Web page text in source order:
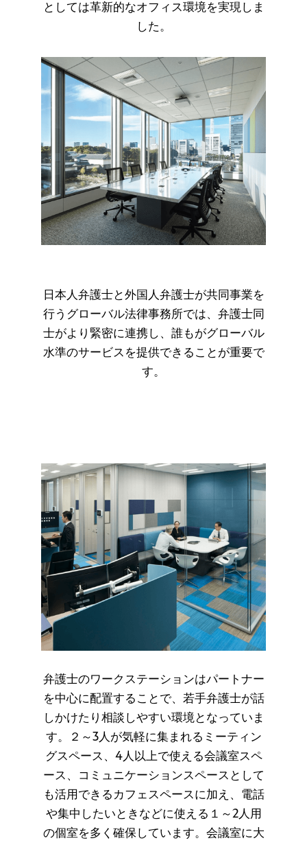
としては革新的なオフィス環境を実現しま
した。
日本人弁護士と外国人弁護士が共同事業を
行うグローバル法律事務所では、弁護士同
士がより緊密に連携し、誰もがグローバル
水準のサービスを提供できることが重要で
す。
弁護士のワークステーションはパートナー
を中心に配置することで、若手弁護士が話
しかけたり相談しやすい環境となっていま
す。２～3人が気軽に集まれるミーティン
グスペース、4人以上で使える会議室スペ
ース、コミュニケーションスペースとして
も活用できるカフェスペースに加え、電話
や集中したいときなどに使える１～2人用
の個室を多く確保しています。会議室に大